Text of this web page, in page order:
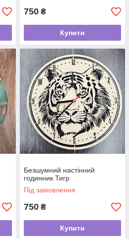
750 ₴
Купити
Безшумний настінний
годинник Тигр
Під замовлення
750 ₴
Купити